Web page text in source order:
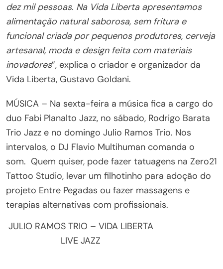
dez mil pessoas. Na Vida Liberta apresentamos
alimentação natural saborosa, sem fritura e
funcional criada por pequenos produtores, cerveja
artesanal, moda e design feita com materiais
inovadores”, explica o criador e organizador da
Vida Liberta, Gustavo Goldani.
MÚSICA – Na sexta-feira a música fica a cargo do
duo Fabi Planalto Jazz, no sábado, Rodrigo Barata
Trio Jazz e no domingo Julio Ramos Trio. Nos
intervalos, o DJ Flavio Multihuman comanda o
som. Quem quiser, pode fazer tatuagens na Zero21
Tattoo Studio, levar um filhotinho para adoção do
projeto Entre Pegadas ou fazer massagens e
terapias alternativas com profissionais.
JULIO RAMOS TRIO – VIDA LIBERTA
LIVE JAZZ